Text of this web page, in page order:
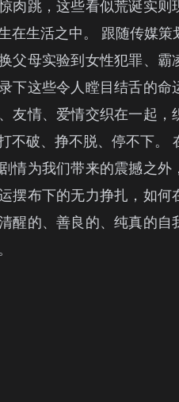
肉跳，这些看似荒诞实则
在生活之中。 跟随传媒策
父母实验到女性犯罪、霸
下这些令人瞠目结舌的命
友情、爱情交织在一起，
不破、挣不脱、停不下。
情为我们带来的震撼之外
摆布下的无力挣扎，如何
醒的、善良的、纯真的自